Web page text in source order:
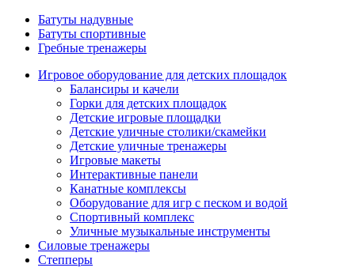
Батуты надувные
Батуты спортивные
Гребные тренажеры
Игровое оборудование для детских площадок
Балансиры и качели
Горки для детских площадок
Детские игровые площадки
Детские уличные столики/скамейки
Детские уличные тренажеры
Игровые макеты
Интерактивные панели
Канатные комплексы
Оборудование для игр с песком и водой
Спортивный комплекс
Уличные музыкальные инструменты
Силовые тренажеры
Степперы